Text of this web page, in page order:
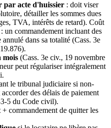
par acte d'huissier : doit viser
détailler les sommes dues
TVA, intérêts de retard). Coût
: un commandement incluant des
annulé dans sa totalité (Cass. 3e
mois (Cass. 3e civ., 19 novembre
peut régulariser intégralement
le tribunal judiciaire si non-
des délais de paiement
5 du Code civil).
+ commandement de quitter les